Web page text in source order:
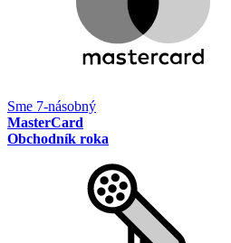
Sme 7-násobný
MasterCard
Obchodník roka